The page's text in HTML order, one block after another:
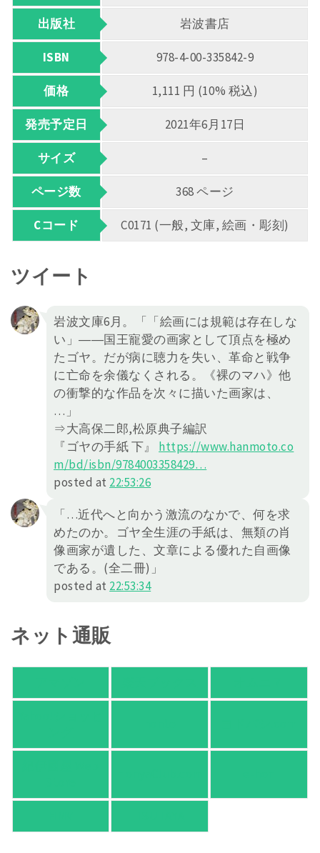
出版社 岩波書店
ISBN 978-4-00-335842-9
価格 1,111 円 (10% 税込)
発売予定日 2021年6月17日
サイズ –
ページ数 368 ページ
Cコード C0171 (一般, 文庫, 絵画・彫刻)
ツイート
岩波文庫6月。「「絵画には規範は存在しな
い」――国王寵愛の画家として頂点を極め
たゴヤ。だが病に聴力を失い、革命と戦争
に亡命を余儀なくされる。《裸のマハ》他
の衝撃的な作品を次々に描いた画家は、
…」
⇒大高保二郎,松原典子編訳
『ゴヤの手紙 下』 https://www.hanmoto.co
m/bd/isbn/9784003358429…
posted at 22:53:26
「…近代へと向かう激流のなかで、何を求
めたのか。ゴヤ全生涯の手紙は、無類の肖
像画家が遺した、文章による優れた自画像
である。(全二冊)」
posted at 22:53:34
ネット通販